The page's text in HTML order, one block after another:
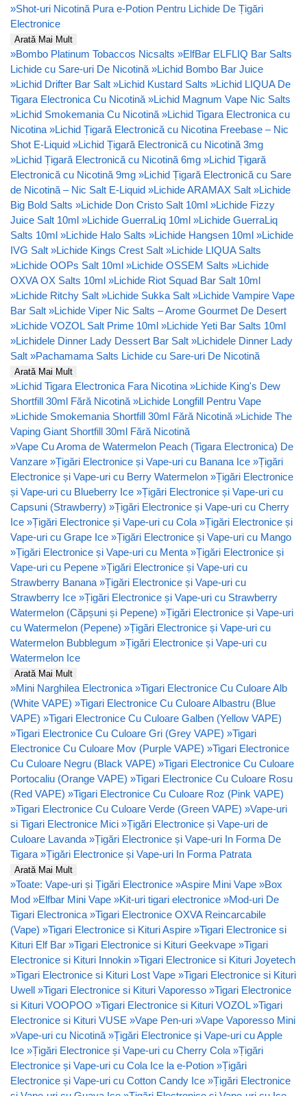
»Shot-uri Nicotină Pura e-Potion Pentru Lichide De Țigări
Electronice
Arată Mai Mult
»Bombo Platinum Tobaccos Nicsalts »ElfBar ELFLIQ Bar Salts
Lichide cu Sare-uri De Nicotină »Lichid Bombo Bar Juice
»Lichid Drifter Bar Salt »Lichid Kustard Salts »Lichid LIQUA De
Tigara Electronica Cu Nicotină »Lichid Magnum Vape Nic Salts
»Lichid Smokemania Cu Nicotină »Lichid Tigara Electronica cu
Nicotina »Lichid Țigară Electronică cu Nicotina Freebase – Nic
Shot E-Liquid »Lichid Țigară Electronică cu Nicotină 3mg
»Lichid Țigară Electronică cu Nicotină 6mg »Lichid Țigară
Electronică cu Nicotină 9mg »Lichid Țigară Electronică cu Sare
de Nicotină – Nic Salt E-Liquid »Lichide ARAMAX Salt »Lichide
Big Bold Salts »Lichide Don Cristo Salt 10ml »Lichide Fizzy
Juice Salt 10ml »Lichide GuerraLiq 10ml »Lichide GuerraLiq
Salts 10ml »Lichide Halo Salts »Lichide Hangsen 10ml »Lichide
IVG Salt »Lichide Kings Crest Salt »Lichide LIQUA Salts
»Lichide OOPs Salt 10ml »Lichide OSSEM Salts »Lichide
OXVA OX Salts 10ml »Lichide Riot Squad Bar Salt 10ml
»Lichide Ritchy Salt »Lichide Sukka Salt »Lichide Vampire Vape
Bar Salt »Lichide Viper Nic Salts – Arome Gourmet De Desert
»Lichide VOZOL Salt Prime 10ml »Lichide Yeti Bar Salts 10ml
»Lichidele Dinner Lady Dessert Bar Salt »Lichidele Dinner Lady
Salt »Pachamama Salts Lichide cu Sare-uri De Nicotină
Arată Mai Mult
»Lichid Tigara Electronica Fara Nicotina »Lichide King's Dew
Shortfill 30ml Fără Nicotină »Lichide Longfill Pentru Vape
»Lichide Smokemania Shortfill 30ml Fără Nicotină »Lichide The
Vaping Giant Shortfill 30ml Fără Nicotină
»Vape Cu Aroma de Watermelon Peach (Tigara Electronica) De
Vanzare »Țigări Electronice și Vape-uri cu Banana Ice »Țigări
Electronice și Vape-uri cu Berry Watermelon »Țigări Electronice
și Vape-uri cu Blueberry Ice »Țigări Electronice și Vape-uri cu
Capsuni (Strawberry) »Țigări Electronice și Vape-uri cu Cherry
Ice »Țigări Electronice și Vape-uri cu Cola »Țigări Electronice și
Vape-uri cu Grape Ice »Țigări Electronice și Vape-uri cu Mango
»Țigări Electronice și Vape-uri cu Menta »Țigări Electronice și
Vape-uri cu Pepene »Țigări Electronice și Vape-uri cu
Strawberry Banana »Țigări Electronice și Vape-uri cu
Strawberry Ice »Țigări Electronice și Vape-uri cu Strawberry
Watermelon (Căpșuni și Pepene) »Țigări Electronice și Vape-uri
cu Watermelon (Pepene) »Țigări Electronice și Vape-uri cu
Watermelon Bubblegum »Țigări Electronice și Vape-uri cu
Watermelon Ice
Arată Mai Mult
»Mini Narghilea Electronica »Tigari Electronice Cu Culoare Alb
(White VAPE) »Tigari Electronice Cu Culoare Albastru (Blue
VAPE) »Tigari Electronice Cu Culoare Galben (Yellow VAPE)
»Tigari Electronice Cu Culoare Gri (Grey VAPE) »Tigari
Electronice Cu Culoare Mov (Purple VAPE) »Tigari Electronice
Cu Culoare Negru (Black VAPE) »Tigari Electronice Cu Culoare
Portocaliu (Orange VAPE) »Tigari Electronice Cu Culoare Rosu
(Red VAPE) »Tigari Electronice Cu Culoare Roz (Pink VAPE)
»Tigari Electronice Cu Culoare Verde (Green VAPE) »Vape-uri
si Tigari Electronice Mici »Țigări Electronice și Vape-uri de
Culoare Lavanda »Țigări Electronice și Vape-uri In Forma De
Tigara »Țigări Electronice și Vape-uri In Forma Patrata
Arată Mai Mult
»Toate: Vape-uri și Țigări Electronice »Aspire Mini Vape »Box
Mod »Elfbar Mini Vape »Kit-uri tigari electronice »Mod-uri De
Tigari Electronica »Tigari Electronice OXVA Reincarcabile
(Vape) »Tigari Electronice si Kituri Aspire »Tigari Electronice si
Kituri Elf Bar »Tigari Electronice si Kituri Geekvape »Tigari
Electronice si Kituri Innokin »Tigari Electronice si Kituri Joyetech
»Tigari Electronice si Kituri Lost Vape »Tigari Electronice si Kituri
Uwell »Tigari Electronice si Kituri Vaporesso »Tigari Electronice
si Kituri VOOPOO »Tigari Electronice si Kituri VOZOL »Tigari
Electronice si Kituri VUSE »Vape Pen-uri »Vape Vaporesso Mini
»Vape-uri cu Nicotină »Țigări Electronice și Vape-uri cu Apple
Ice »Țigări Electronice și Vape-uri cu Cherry Cola »Țigări
Electronice și Vape-uri cu Cola Ice la e-Potion »Țigări
Electronice și Vape-uri cu Cotton Candy Ice »Țigări Electronice